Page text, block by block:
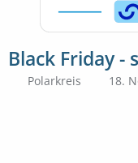
Black Friday -
Polarkreis 18.